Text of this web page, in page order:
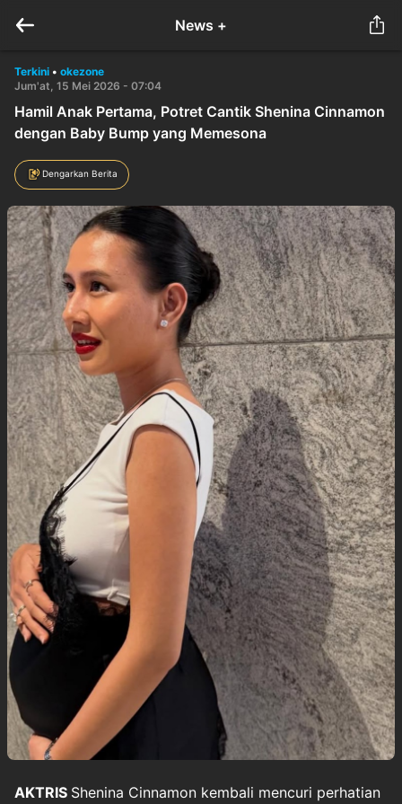
News +
Terkini • okezone
Jum'at, 15 Mei 2026 - 07:04
Hamil Anak Pertama, Potret Cantik Shenina Cinnamon
dengan Baby Bump yang Memesona
Dengarkan Berita
AKTRIS Shenina Cinnamon kembali mencuri perhatian